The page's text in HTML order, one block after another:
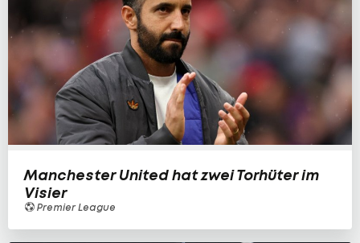
Manchester United hat zwei Torhüter im
Visier
Premier League